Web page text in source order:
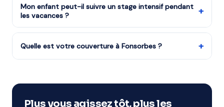
Terminale, études supérieures et adultes.
Mon enfant peut-il suivre un stage intensif pendant
les vacances ?
+
Notre organisme partenaire organise des stages
intensifs à chaque période de vacances. Format 1h à 2h
Quelle est votre couverture à Fonsorbes ? +
accompagnement en conséquence.
Plus vous agissez tôt, plus les